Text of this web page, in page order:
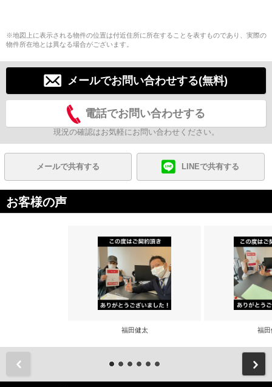
※地図上に表示される物件の位置は付近住所に所在することを表すものであり、実際の
物件所在地とは異なる場合がございます。
メールでお問い合わせする(無料)
電話でお問い合わせする
現況の確認はお気軽にお問い合わせください。
メールで共有する LINEで共有する
お客様の声
福田健太 福田